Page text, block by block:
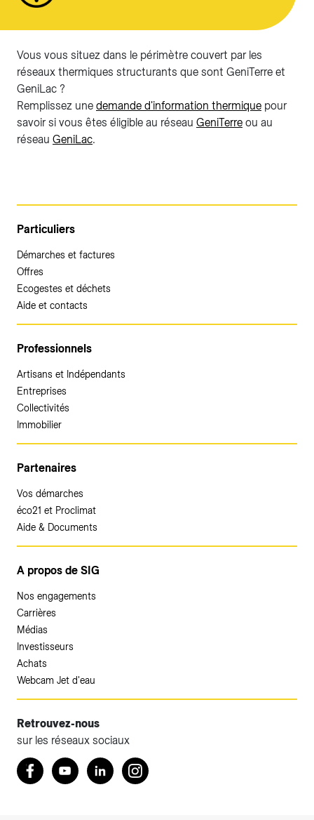
Vous vous situez dans le périmètre couvert par les
réseaux thermiques structurants que sont GeniTerre et
GeniLac ?
Remplissez une demande d'information thermique pour
savoir si vous êtes éligible au réseau GeniTerre ou au
réseau GeniLac.
Particuliers
Démarches et factures
Offres
Ecogestes et déchets
Aide et contacts
Professionnels
Artisans et Indépendants
Entreprises
Collectivités
Immobilier
Partenaires
Vos démarches
éco21 et Proclimat
Aide & Documents
A propos de SIG
Nos engagements
Carrières
Médias
Investisseurs
Achats
Webcam Jet d'eau
Retrouvez-nous
sur les réseaux sociaux
Retrouvez nous sur Facebook
YoutubeLinkedInInstagram
Accéder à votre espace client SIG.
Votre espace client SIG n'est pas optimisé pour une